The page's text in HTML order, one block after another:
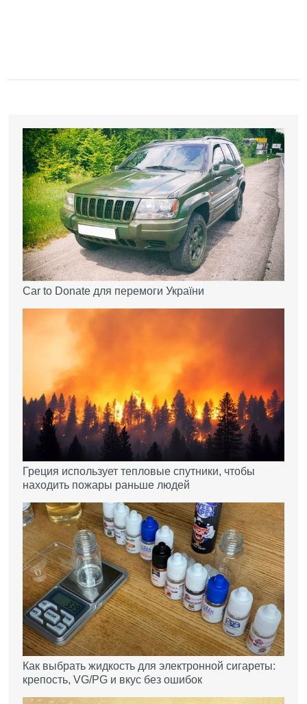
Car to Donate для перемоги України
Греция использует тепловые спутники, чтобы
находить пожары раньше людей
Как выбрать жидкость для электронной сигареты:
крепость, VG/PG и вкус без ошибок